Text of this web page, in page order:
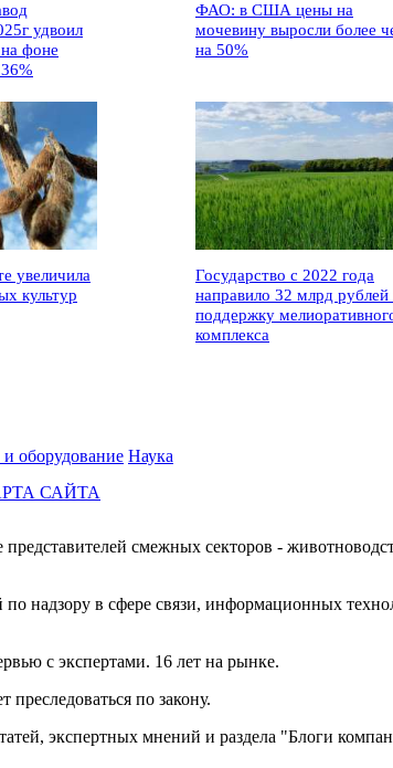
удвоил
фоне
ФАО: в США цены на
мочевину выросли более
на 50%
увеличила
культур
Государство с 2022 года
направило 32 млрд рублей
поддержку
комплекса
оборудование Наука
САЙТА
смежных секторов -
надзору в сфере связи, информационных
с экспертами. 16 лет на рынке.
преследоваться по закону.
экспертных мнений и раздела "Блоги